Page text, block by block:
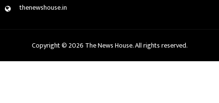
thenewshouse.in
Copyright © 2026 The News House. All rights reserved.